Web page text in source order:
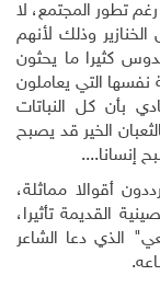
تطور المجتمع، لا
وذلك لأنهم
كثيرا ما يحثون
نفسها التي يعاملون
بأن كل النباتات
الخير قد يصبح
إنسانا.
...
أقوالا مماثلة،
القديمة تأثيرا،
الذي دعا الشاعر